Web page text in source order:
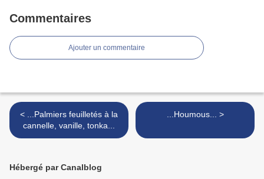
Commentaires
Ajouter un commentaire
< ...Palmiers feuilletés à la
cannelle, vanille, tonka...
...Houmous... >
Hébergé par Canalblog